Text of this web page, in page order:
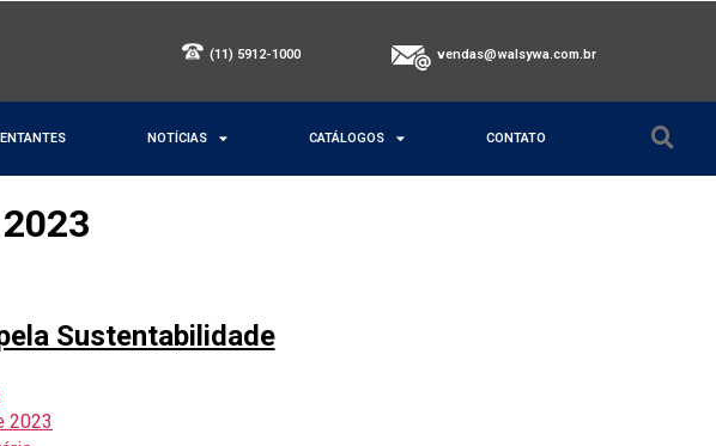
(11) 5912-1000 vendas@walsywa.com.br
NOTÍCIAS CATÁLOGOS CONTATO
Sustentabilidade
2023